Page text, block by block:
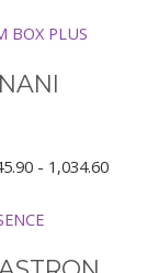
€
- 1,034.60